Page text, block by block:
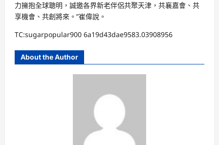
力擁抱全球聰明，誠邀各界新老伴侶共聚天津，共襄嘉會、共
享機會、共創將來。”崔偉說。
TC:sugarpopular900 6a19d43dae9583.03908956
About the Author